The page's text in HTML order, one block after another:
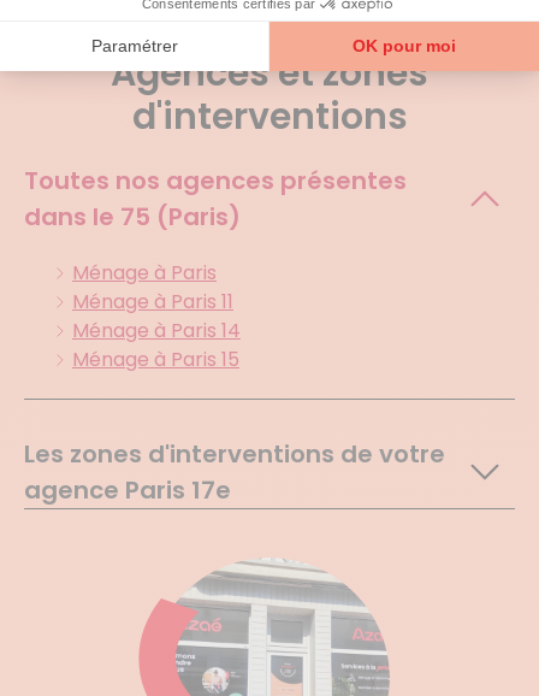
Agences et zones
d'interventions
Toutes nos agences présentes
dans le 75 (Paris)
Ménage à Paris
Ménage à Paris 11
Ménage à Paris 14
Ménage à Paris 15
Les zones d'interventions de votre
agence Paris 17e
Paris 9e Arrondissement
Paris 16e Arrondissement
Paris 17e Arrondissement